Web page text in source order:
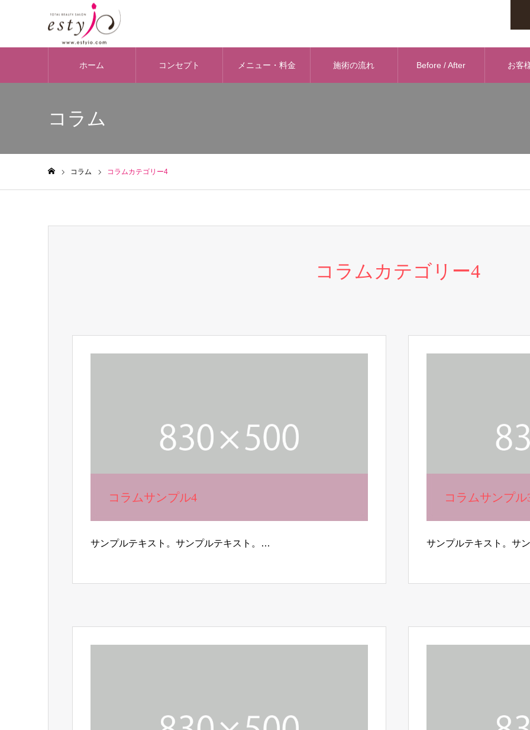
ホーム コンセプト メニュー・料金 施術の流れ Before / After お客
コラム
コラム コラムカテゴリー4
コラムカテゴリー4
コラムサンプル4
サンプルテキスト。サンプルテキスト。…
コラムサンプル
サンプルテキスト。サ